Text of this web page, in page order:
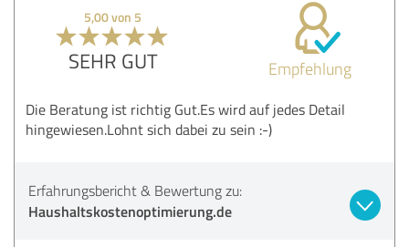
5,00 von 5
SEHR GUT Empfehlung
Die Beratung ist richtig Gut.Es wird auf jedes Detail
hingewiesen.Lohnt sich dabei zu sein :-)
Erfahrungsbericht & Bewertung zu:
Haushaltskostenoptimierung.de